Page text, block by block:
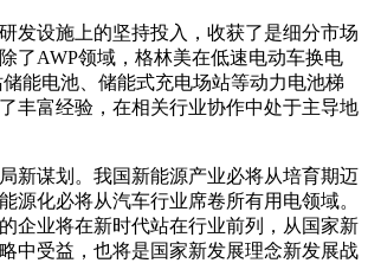
设施上的坚持投入，收获了是细分市场
了AWP领域，格林美在低速电动车换电
能电池、储能式充电场站等动力电池梯
丰富经验，在相关行业协作中处于主导地
谋划。我国新能源产业必将从培育期迈
源化必将从汽车行业席卷所有用电领域。
企业将在新时代站在行业前列，从国家新
中受益，也将是国家新发展理念新发展战